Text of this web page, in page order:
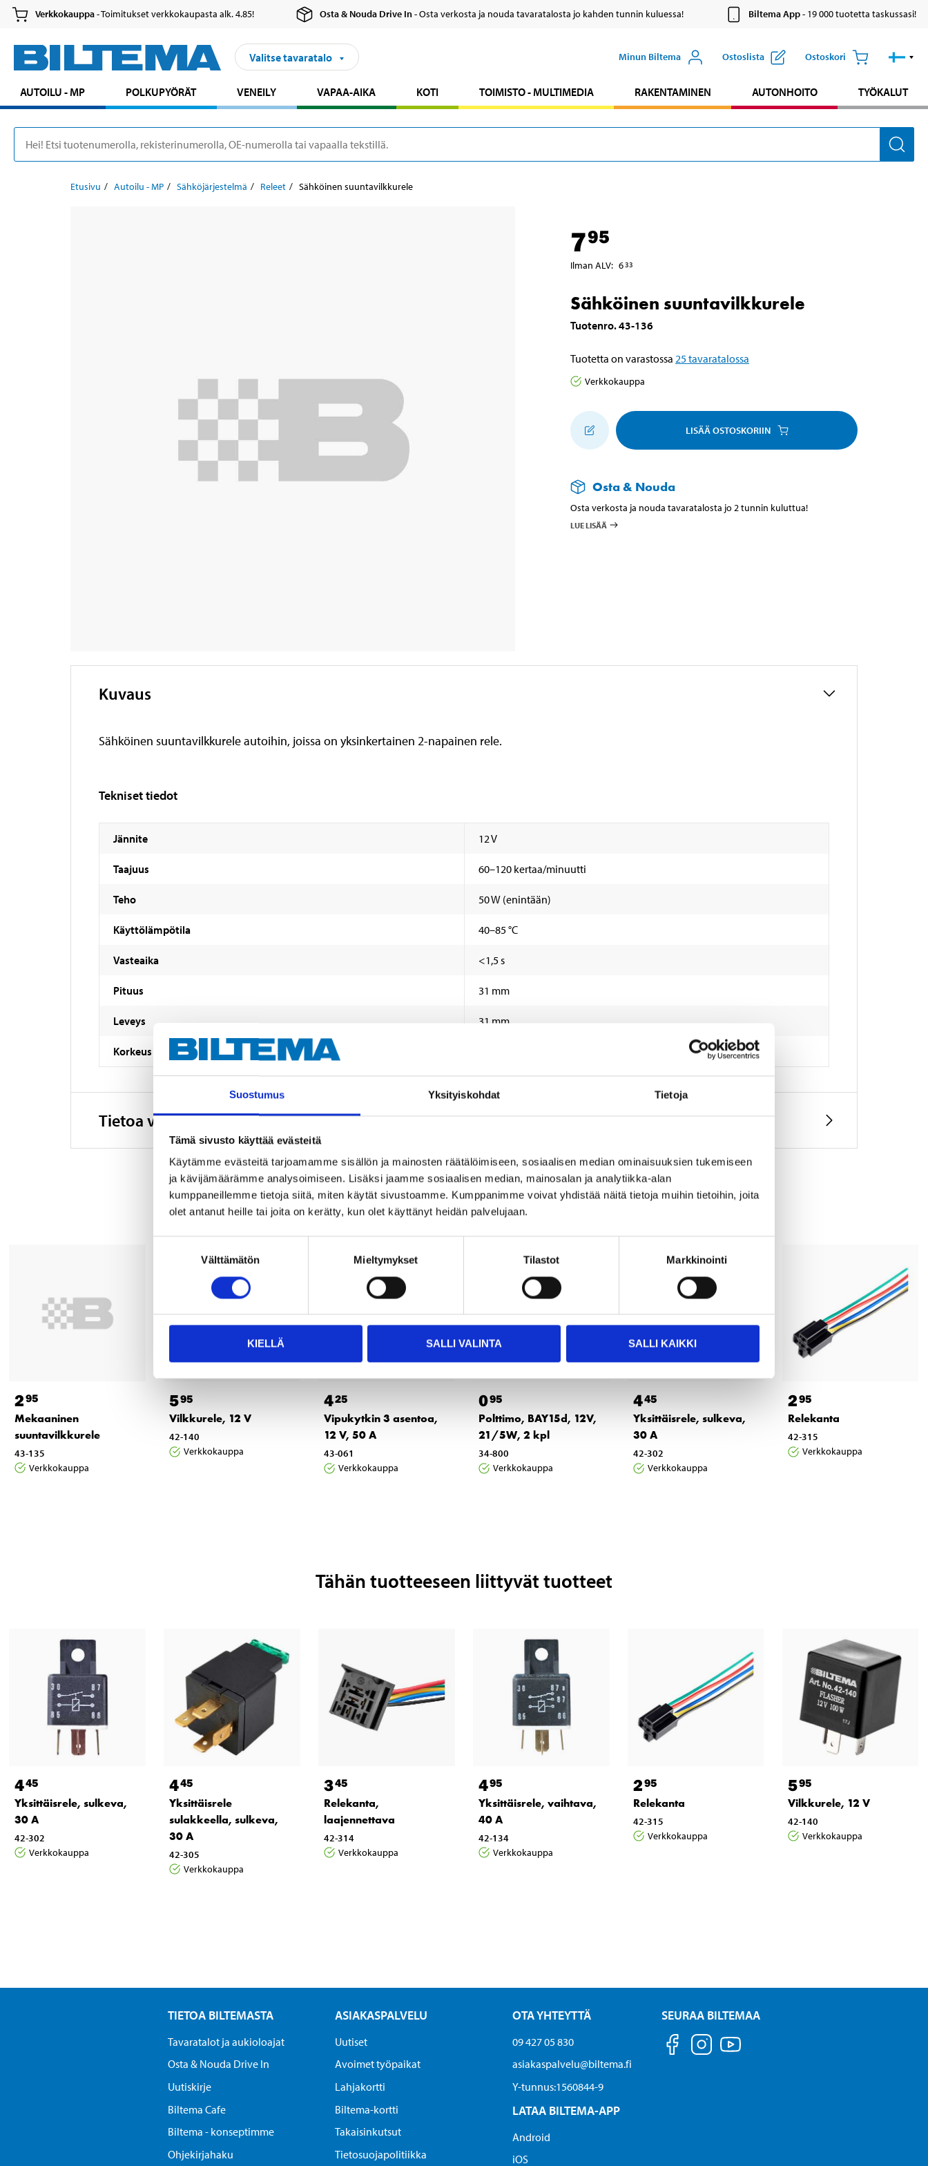
Suostumus Yksityiskohdat Tietoja
Tämä sivusto käyttää evästeitä
Käytämme evästeitä tarjoamamme sisällön ja mainosten räätälöimiseen, sosiaalisen median ominaisuuksien tukemiseen
ja kävijämäärämme analysoimiseen. Lisäksi jaamme sosiaalisen median, mainosalan ja analytiikka-alan
kumppaneillemme tietoja siitä, miten käytät sivustoamme. Kumppanimme voivat yhdistää näitä tietoja muihin tietoihin, joita
olet antanut heille tai joita on kerätty, kun olet käyttänyt heidän palvelujaan.
Välttämätön Mieltymykset Tilastot Markkinointi
KIELLÄ SALLI VALINTA SALLI KAIKKI
Verkkokauppa- Toimitukset verkkokaupasta alk. 4.85! Osta & Nouda Drive In- Osta verkosta ja nouda tavaratalosta jo kahden tunnin kuluessa! Biltema App- 19 000 tuotetta taskussasi!
Valitse tavaratalo Minun Biltema Ostoslista Ostoskori
AUTOILU - MP POLKUPYÖRÄT VENEILY VAPAA-AIKA KOTI TOIMISTO - MULTIMEDIA RAKENTAMINEN AUTONHOITO TYÖKALUT
Etusivu Autoilu - MP Sähköjärjestelmä Releet Sähköinen suuntavilkkurele
795
Ilman ALV: 633
Sähköinen suuntavilkkurele
Tuotenro.43-136
Tuotetta on varastossa 25tavaratalossa
Verkkokauppa
LISÄÄ OSTOSKORIIN
Osta & Nouda
Osta verkosta ja nouda tavaratalosta jo 2 tunnin kuluttua!
LUE LISÄÄ
Kuvaus
Sähköinen suuntavilkkurele autoihin, joissa on yksinkertainen 2-napainen rele.
Tekniset tiedot
Jännite 12 V
Taajuus 60–120 kertaa/minuutti
Teho 50 W (enintään)
Käyttölämpötila 40–85 °C
Vasteaika <1,5 s
Pituus 31 mm
Leveys 31 mm
Korkeus
Tietoa valmistajasta
Muut asiakkaat ostivat myös
295
Mekaaninen
suuntavilkkurele
43-135
Verkkokauppa
595
Vilkkurele, 12 V
42-140
Verkkokauppa
425
Vipukytkin 3 asentoa,
12 V, 50 A
43-061
Verkkokauppa
095
Polttimo, BAY15d, 12V,
21/5W, 2 kpl
34-800
Verkkokauppa
445
Yksittäisrele, sulkeva,
30 A
42-302
Verkkokauppa
295
Relekanta
42-315
Verkkokauppa
Tähän tuotteeseen liittyvät tuotteet
445
Yksittäisrele, sulkeva,
30 A
42-302
Verkkokauppa
445
Yksittäisrele
sulakkeella, sulkeva,
30 A
42-305
Verkkokauppa
345
Relekanta,
laajennettava
42-314
Verkkokauppa
495
Yksittäisrele, vaihtava,
40 A
42-134
Verkkokauppa
295
Relekanta
42-315
Verkkokauppa
595
Vilkkurele, 12 V
42-140
Verkkokauppa
TIETOA BILTEMASTA
Tavaratalot ja aukioloajat
Osta & Nouda Drive In
Uutiskirje
Biltema Cafe
Biltema - konseptimme
Ohjekirjahaku
ASIAKASPALVELU
Uutiset
Avoimet työpaikat
Lahjakortti
Biltema-kortti
Takaisinkutsut
Tietosuojapolitiikka
OTA YHTEYTTÄ
09 427 05 830
asiakaspalvelu@biltema.fi
Y-tunnus:1560844-9
LATAA BILTEMA-APP
Android
iOS
SEURAA BILTEMAA